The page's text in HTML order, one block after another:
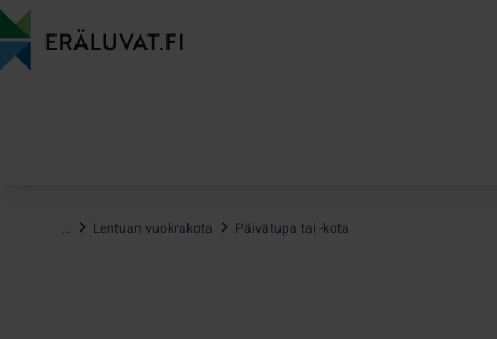
Hyppää
sisältöön
… Lentuan vuokrakota Päivätupa tai -kota